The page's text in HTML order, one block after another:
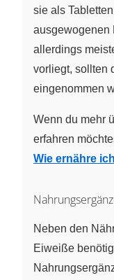
sie als
ausgewogenen
allerdings
vorliegt, sollten
eingenommen
Wenn du mehr
erfahren
Wie ernähre
Neben den
Eiweiße